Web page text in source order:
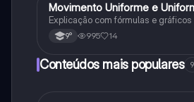
Física
Movimento Uniforme e
Explicação com fórmulas e gráficos
9° 995 14
Conteúdos mais populares 9